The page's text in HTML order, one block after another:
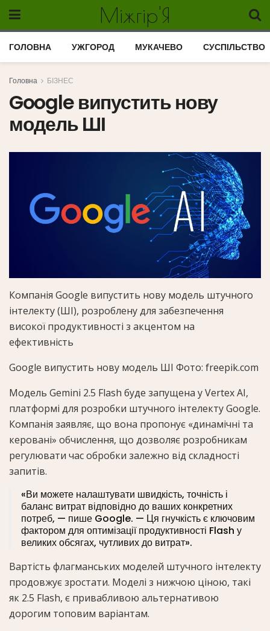
Міжгір'Я
ГОЛОВНА УЖГОРОД МУКАЧЕВО СУСПІЛЬСТВО
Головна БІЗНЕС
Google випустить нову
модель ШІ
Компанія Google випустить нову модель штучного
інтелекту (ШІ), розроблену для забезпечення
високої продуктивності з акцентом на
ефективність
Google випустить нову модель ШІ Фото: freepik.com
Модель Gemini 2.5 Flash буде запущена у Vertex AI,
платформі для розробки штучного інтелекту Google.
Компанія заявляє, що вона пропонує «динамічні та
керовані» обчислення, що дозволяє розробникам
регулювати час обробки залежно від складності
запитів.
«Ви можете налаштувати швидкість, точність і
баланс витрат відповідно до ваших конкретних
потреб, — пише Google. — Ця гнучкість є ключовим
фактором для оптимізації продуктивності Flash у
великих обсягах, чутливих до витрат».
Вартість флагманських моделей штучного інтелекту
продовжує зростати. Моделі з нижчою ціною, такі
як 2.5 Flash, є привабливою альтернативою
дорогим топовим варіантам.